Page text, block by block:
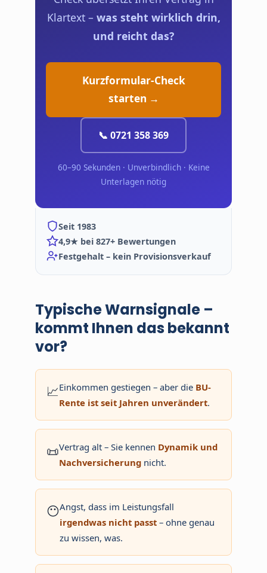
Klartext – was steht wirklich drin,
und reicht das?
Kurzformular-Check
starten →
📞 0721 358 369
60–90 Sekunden · Unverbindlich · Keine
Unterlagen nötig
Seit 1983
4,9★ bei 827+ Bewertungen
Festgehalt – kein Provisionsverkauf
Typische Warnsignale –
kommt Ihnen das bekannt
vor?
📈Einkommen gestiegen – aber die BU-
Rente ist seit Jahren unverändert.
📜Vertrag alt – Sie kennen Dynamik und
Nachversicherung nicht.
😶Angst, dass im Leistungsfall
irgendwas nicht passt – ohne genau
zu wissen, was.